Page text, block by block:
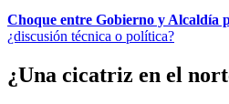
Choque entre Gobierno y Alcaldía
¿discusión técnica o política?
¿Una cicatriz en el